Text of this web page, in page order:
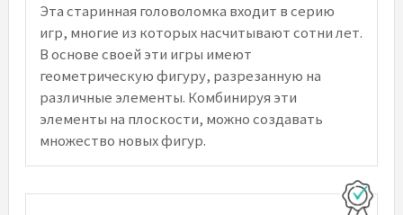
Эта старинная головоломка входит в серию
игр, многие из которых насчитывают сотни лет.
В основе своей эти игры имеют
геометрическую фигуру, разрезанную на
различные элементы. Комбинируя эти
элементы на плоскости, можно создавать
множество новых фигур.